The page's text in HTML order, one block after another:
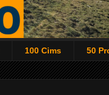
100 Cims 50